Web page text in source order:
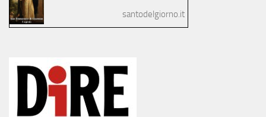
santodelgiorno.it